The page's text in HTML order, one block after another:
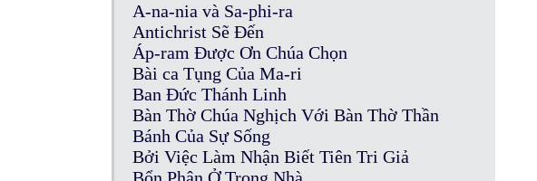
A-na-nia và Sa-phi-ra
Antichrist Sẽ Đến
Áp-ram Được Ơn Chúa Chọn
Bài ca Tụng Của Ma-ri
Ban Đức Thánh Linh
Bàn Thờ Chúa Nghịch Với Bàn Thờ Thần
Bánh Của Sự Sống
Bởi Việc Làm Nhận Biết Tiên Tri Giả